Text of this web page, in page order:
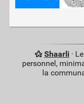
Shaarli·
personnel,
la